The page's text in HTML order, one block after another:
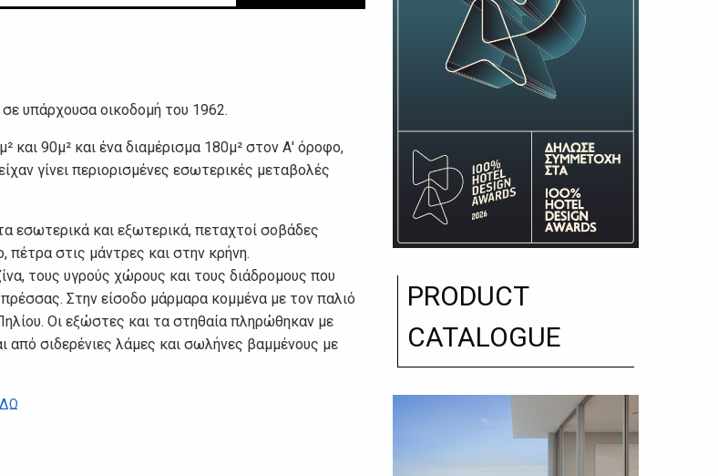
υπάρχουσα οικοδομή του 1962.
και 90μ² και ένα διαμέρισμα 180μ² στον Α' όροφο,
γίνει περιορισμένες εσωτερικές μεταβολές
εσωτερικά και εξωτερικά, πεταχτοί σοβάδες
πέτρα στις μάντρες και στην κρήνη.
τους υγρούς χώρους και τους διάδρομους που
Στην είσοδο μάρμαρα κομμένα με τον παλιό
Οι εξώστες και τα στηθαία πληρώθηκαν με
από σιδερένιες λάμες και σωλήνες βαμμένους με
PRODUCT
CATALOGUE